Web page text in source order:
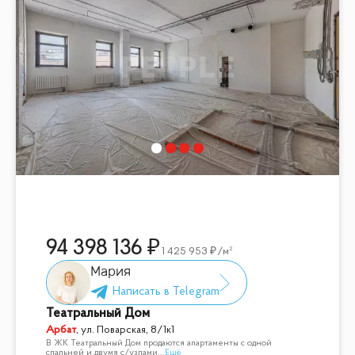
94 398 136 1 425 953 /м²
Мария
Театральный Дом
Арбат,ул. Поварская, 8/1к1
В ЖК Театральный Дом продаются апартаменты с одной
спальней и двумя с/узлами... Ещё